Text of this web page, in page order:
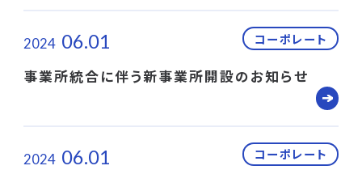
2024 06.01 コーポレート
事業所統合に伴う新事業所開設のお知らせ
2024 06.01 コーポレート